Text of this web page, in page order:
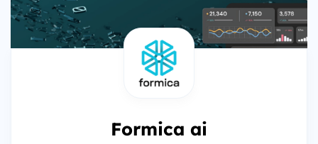
Formica ai